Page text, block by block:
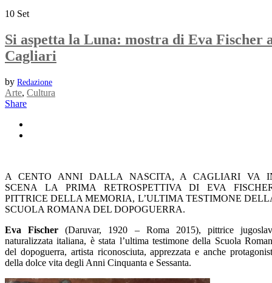
10 Set
Si aspetta la Luna: mostra di Eva Fischer
Cagliari
by Redazione
Arte, Cultura
Share
A CENTO ANNI DALLA NASCITA, A CAGLIARI VA
SCENA LA PRIMA RETROSPETTIVA DI EVA
PITTRICE DELLA MEMORIA, L’ULTIMA TESTIMONE
SCUOLA ROMANA DEL DOPOGUERRA.
Eva Fischer (Daruvar, 1920 – Roma 2015), pittrice
naturalizzata italiana, è stata l’ultima testimone della Scuola
del dopoguerra, artista riconosciuta, apprezzata e anche
della dolce vita degli Anni Cinquanta e Sessanta.